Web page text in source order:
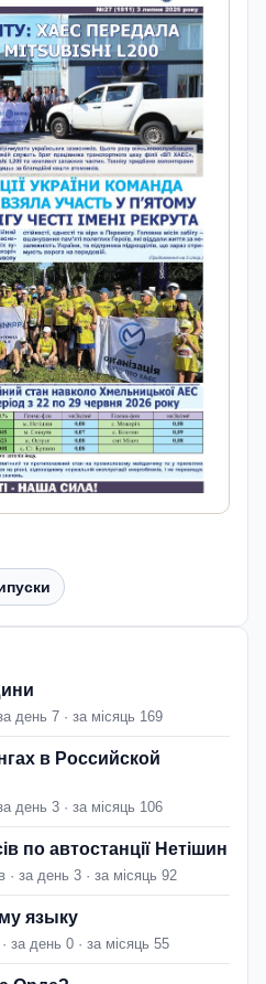
день 7 · за місяць 169
в Российской
день 3 · за місяць 106
по автостанції Нетішин
· за день 3 · за місяць 92
языку
за день 0 · за місяць 55